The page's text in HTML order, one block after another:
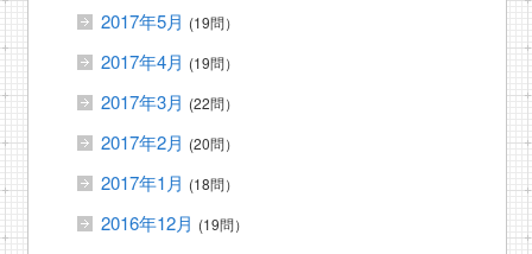
2017年5月 (19問）
2017年4月 (19問）
2017年3月 (22問）
2017年2月 (20問）
2017年1月 (18問）
2016年12月 (19問）